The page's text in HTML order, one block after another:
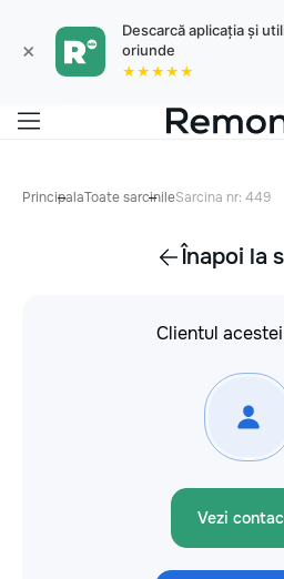
×
Descarcă aplicația și
oriunde
★★★★★
PrincipalaToate sarcinileSarcina nr: 449
Înapoi la
Clientul
Vezi